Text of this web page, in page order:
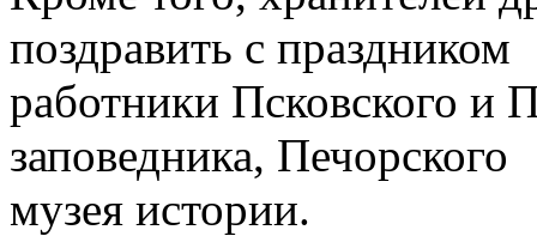
поздравить с праздником
работники Псковского и
заповедника, Печорского
музея истории.